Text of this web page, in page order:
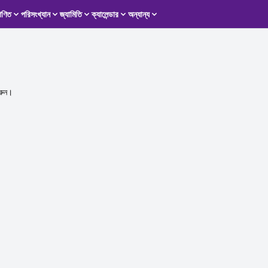
পরিসংখ্যান জ্যামিতি ক্যালেন্ডার অন্যান্য